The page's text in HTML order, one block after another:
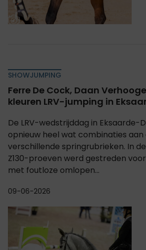
SHOWJUMPING
Ferre De Cock, Daan
kleuren LRV-jumping in
De LRV-wedstrijddag in
opnieuw heel wat combinaties
verschillende springrubrieken. In de
Z130-proeven werd gestreden
met foutloze omlopen...
09-06-2026